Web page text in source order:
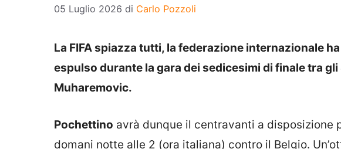
05 Luglio 2026 di Carlo Pozzoli
La FIFA spiazza tutti, la federazione internazionale
espulso durante la gara dei sedicesimi di finale tra
Muharemovic.
Pochettino avrà dunque il centravanti a
domani notte alle 2 (ora italiana) contro il Belgio.